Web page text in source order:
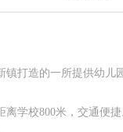
打造的一所提供幼
学校800米，交通便